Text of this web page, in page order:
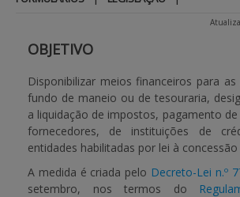
PAGAMENTOS
APOIO AO BENEFICIÁRIO
OBJETIVO
Disponibilizar meios financeiros para as
fundo de maneio ou de tesouraria,
a liquidação de impostos, pagamento
fornecedores, de instituições de
entidades habilitadas por lei à
A medida é criada pelo Decreto-Lei n.º
setembro, nos termos do